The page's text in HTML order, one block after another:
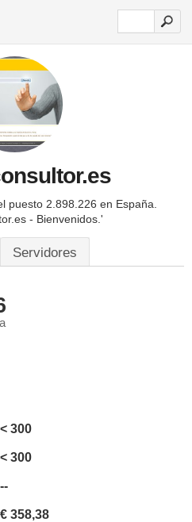
puesto 2.898.226 en España.
- Bienvenidos.'
Servidores
< 300
< 300
--
€ 358,38